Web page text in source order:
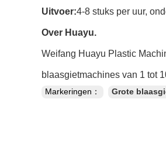
Uitvoer:4-8 stuks per uur,
Over Huayu.
Weifang Huayu Plastic
blaasgietmachines van 1 tot
Markeringen： Grote